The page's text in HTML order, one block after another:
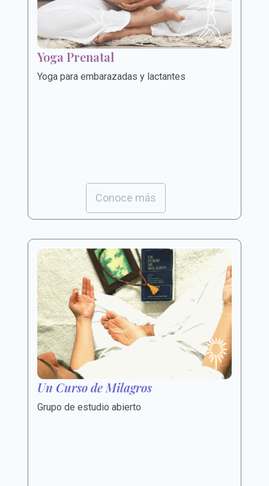
Yoga Prenatal
Yoga para embarazadas y lactantes
Conoce más
Un Curso de Milagros
Grupo de estudio abierto